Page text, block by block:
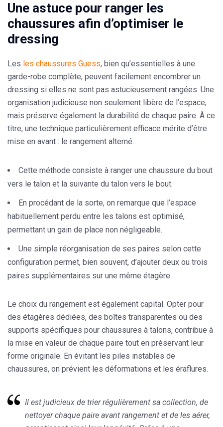
Une astuce pour ranger les
chaussures afin d’optimiser le
dressing
Les les chaussures Guess, bien qu’essentielles à une
garde-robe complète, peuvent facilement encombrer un
dressing si elles ne sont pas astucieusement rangées. Une
organisation judicieuse non seulement libère de l’espace,
mais préserve également la durabilité de chaque paire. À ce
titre, une technique particulièrement efficace mérite d’être
mise en avant : le rangement alterné.
Cette méthode consiste à ranger une chaussure du bout
vers le talon et la suivante du talon vers le bout.
En procédant de la sorte, on remarque que l’espace
habituellement perdu entre les talons est optimisé,
permettant un gain de place non négligeable.
Une simple réorganisation de ses paires selon cette
configuration permet, bien souvent, d’ajouter deux ou trois
paires supplémentaires sur une même étagère.
Le choix du rangement est également capital. Opter pour
des étagères dédiées, des boîtes transparentes ou des
supports spécifiques pour chaussures à talons, contribue à
la mise en valeur de chaque paire tout en préservant leur
forme originale. En évitant les piles instables de
chaussures, on prévient les déformations et les éraflures.
Il est judicieux de trier régulièrement sa collection, de
nettoyer chaque paire avant rangement et de les aérer,